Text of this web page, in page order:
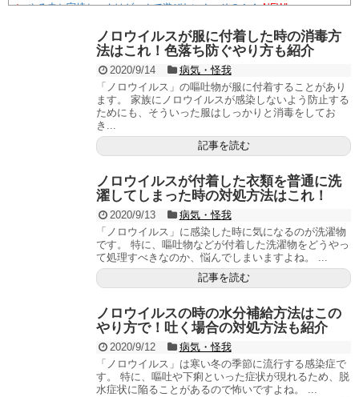
やる夫と宇崎ちゃんはゲームで遊びたい！ その１４ NEW!
遊☆戯☆王G-WITCH！～水星のクソたぬき～ あとがき
Powered by livedoor 相互RSS
ノロウイルスが服に付着した時の消毒方
法はこれ！色落ち防ぐやり方も紹介
2020/9/14
病気・怪我
「ノロウイルス」の嘔吐物が服に付着することがあり
ます。 家族にノロウイルスが感染しないよう防止する
ためにも、そういった服はしっかりと消毒をしてお
き...
記事を読む
ノロウイルスが付着した衣類を普通に洗
濯してしまった時の対処方法はこれ！
2020/9/13
病気・怪我
「ノロウイルス」に感染した時に気になるのが洗濯物
です。 特に、嘔吐物などが付着した洗濯物をどうやっ
て処理すべきなのか、悩んでしまいますよね。 ...
記事を読む
ノロウイルスの時の水分補給方法はこの
やり方で！吐く場合の対処方法も紹介
2020/9/12
病気・怪我
「ノロウイルス」は寒い冬の季節に流行する感染症で
す。 特に、嘔吐や下痢といった症状が現れるため、脱
水症状に陥ることがあるので怖いですよね。 ...